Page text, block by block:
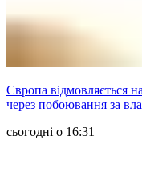
Європа відмовляється
через побоювання за
сьогодні о 16:31